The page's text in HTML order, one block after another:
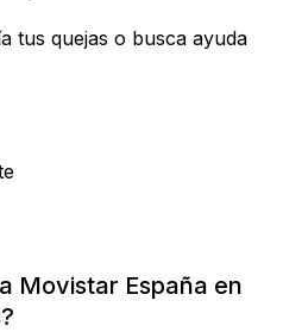
tus quejas o busca ayuda
Movistar España en